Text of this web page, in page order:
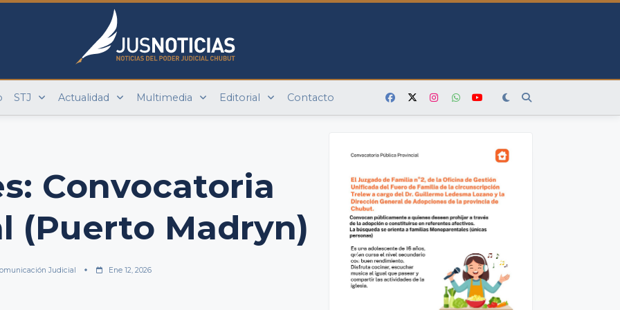
STJ Actualidad Multimedia Editorial Contacto
Convocatoria
(Puerto Madryn)
Judicial Ene 12, 2026